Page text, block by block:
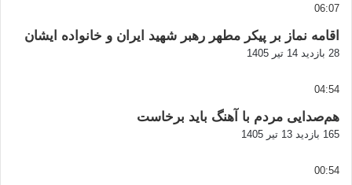
06:07
اقامه نماز بر پیکر مطهر رهبر شهید ایران و خانواده ایشان
28 بازدید 14 تیر 1405
04:54
هم‌صدایی مردم با آهنگ باید برخاست
165 بازدید 13 تیر 1405
00:54